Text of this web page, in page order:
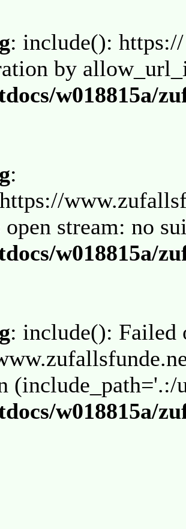
: include():
by
w018815a/
:
stream: no
w018815a/
: include(): Failed
(include_path='.:/
w018815a/